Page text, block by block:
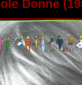
Donne